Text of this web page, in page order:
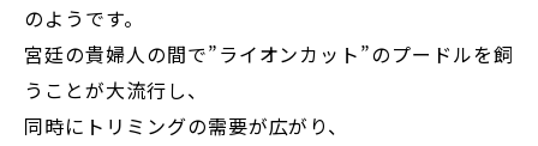
のようです。
宮廷の貴婦人の間で”ライオンカット”のプードルを飼
うことが大流行し、
同時にトリミングの需要が広がり、